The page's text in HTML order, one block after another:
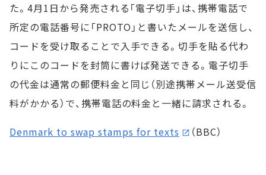
た。4月1日から発売される「電子切手」は、携帯電話で
所定の電話番号に「PROTO」と書いたメールを送信し、
コードを受け取ることで入手できる。切手を貼る代わ
りにこのコードを封筒に書けば発送できる。電子切手
の代金は通常の郵便料金と同じ（別途携帯メール送受信
料がかかる）で、携帯電話の料金と一緒に請求される。
Denmark to swap stamps for texts
（BBC）